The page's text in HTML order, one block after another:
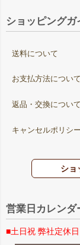
ショッピングガ
送料について
お支払方法について
返品・交換について
キャンセルポリシー
ショ
営業日カレンダ
■土日祝 弊社定休日